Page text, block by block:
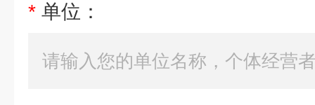
* 单位：